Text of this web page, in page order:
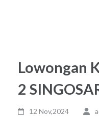
Lowongan
2
12 Nov,2024